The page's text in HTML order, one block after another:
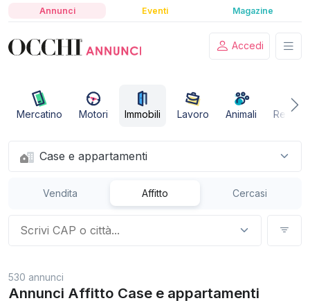
Annunci Eventi Magazine
Accedi
Mercatino Motori Immobili Lavoro Animali
Case e appartamenti
Vendita Affitto Cercasi
530 annunci
Annunci Affitto Case e appartamenti